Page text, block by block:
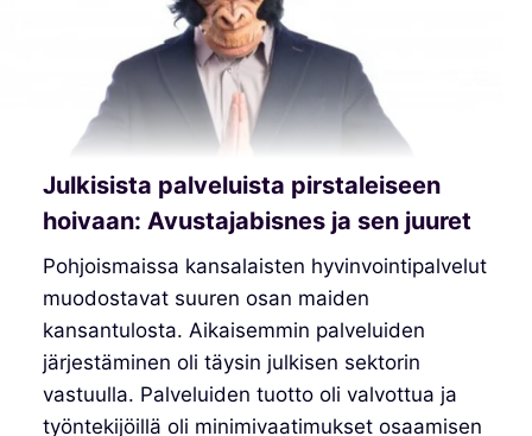
Julkisista palveluista pirstaleiseen
hoivaan: Avustajabisnes ja sen juuret
Pohjoismaissa kansalaisten hyvinvointipalvelut
muodostavat suuren osan maiden
kansantulosta. Aikaisemmin palveluiden
järjestäminen oli täysin julkisen sektorin
vastuulla. Palveluiden tuotto oli valvottua ja
työntekijöillä oli minimivaatimukset osaamisen